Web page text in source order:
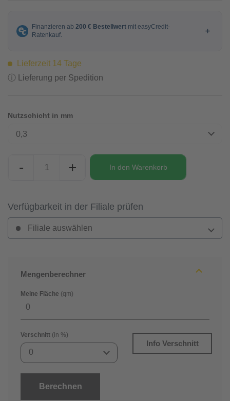
Lieferzeit 14 Tage
ⓘ Lieferung per Spedition
Nutzschicht in mm
0,3
- + In den Warenkorb
Verfügbarkeit in der Filiale prüfen
Filiale auswählen
Mengenberechner
Meine Fläche (qm)
Verschnitt (in %)
0
Info Verschnitt
Berechnen